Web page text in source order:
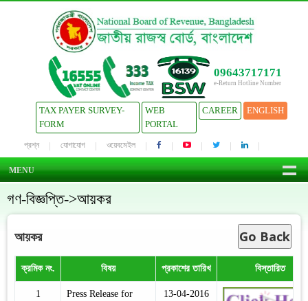
09643717171
e-Return Hotline Number
TAX PAYER SURVEY-
FORM
WEB
PORTAL
CAREER ENGLISH
প্রশ্ন যোগাযোগ ওয়েবমেইল
MENU
গণ-বিজ্ঞপ্তি->আয়কর
আয়কর Go Back
ক্রমিক নং. বিষয় প্রকাশের তারিখ বিস্তারিত
1
Press Release for
13-04-2016